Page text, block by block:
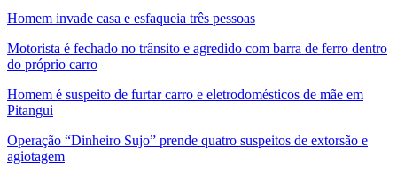
Homem invade casa e esfaqueia três pessoas
Motorista é fechado no trânsito e agredido com barra de ferro dentro
do próprio carro
Homem é suspeito de furtar carro e eletrodomésticos de mãe em
Pitangui
Operação “Dinheiro Sujo” prende quatro suspeitos de extorsão e
agiotagem